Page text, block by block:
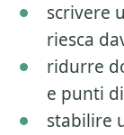
scrivere
riesca
ridurre
e punti
stabilire